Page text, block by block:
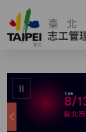
⏸
上一張